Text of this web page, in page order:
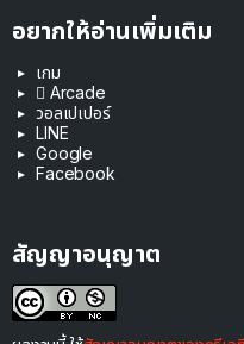
อยากให้อ่านเพิ่มเติม
เกม
 Arcade
วอลเปเปอร์
LINE
Google
Facebook
สัญญาอนุญาต